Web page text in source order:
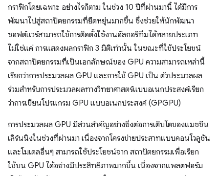
กราฟิกโดยเฉพาะ อย่างไรก็ตาม ในช่วง 10 ปีที่ผ่านมานี้ ได้มีการ
พัฒนาไปสู่สถาปัตยกรรมที่ยืดหยุ่นมากขึ้น ซึ่งช่วยให้นักพัฒนา
ซอฟต์แวร์สามารถใช้การติดตั้งใช้งานอัลกอริทึมได้หลายประเภท
ไม่ใช่แค่ การแสดงผลกราฟิก 3 มิติเท่านั้น ในขณะที่ใช้ประโยชน์
จากสถาปัตยกรรมที่เป็นเอกลักษณ์ของ GPU ความสามารถเหล่านี้
เรียกว่าการประมวลผล GPU และการใช้ GPU เป็น ตัวประมวลผล
ร่วมสำหรับการประมวลผลทางวิทยาศาสตร์แบบอเนกประสงค์เรียก
ว่าการเขียนโปรแกรม GPU แบบอเนกประสงค์ (GPGPU)
การประมวลผล GPU มีส่วนสำคัญอย่างยิ่งต่อการเติบโตของแมชชีน
เลิร์นนิงในช่วงที่ผ่านมา เนื่องจากโครงข่ายประสาทแบบคอนโวลูชัน
และโมเดลอื่นๆ สามารถใช้ประโยชน์จาก สถาปัตยกรรมเพื่อเรียก
ใช้บน GPU ได้อย่างมีประสิทธิภาพมากขึ้น เนื่องจากแพลตฟอร์ม